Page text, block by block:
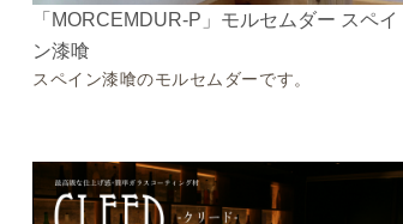
「MORCEMDUR-P」モルセムダー スペイ
ン漆喰
スペイン漆喰のモルセムダーです。